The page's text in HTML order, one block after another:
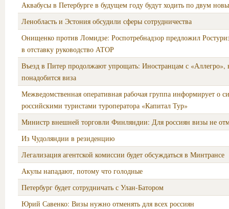
Аквабусы в Петербурге в будущем году будут ходить по двум
Ленобласть и Эстония обсудили сферы сотрудничества
Онищенко против Ломидзе: Роспотребнадзор предложил
в отставку руководство АТОР
Въезд в Питер продолжают упрощать: Иностранцам с
понадобится виза
Межведомственная оперативная рабочая группа информирует о
российскими туристами туроператора «Капитал Тур»
Министр внешней торговли Финляндии: Для россиян визы не
Из Чудоляндии в резиденцию
Легализация агентской комиссии будет обсуждаться в Минтрансе
Акулы нападают, потому что голодные
Петербург будет сотрудничать с Улан-Батором
Юрий Савенко: Визы нужно отменять для всех россиян